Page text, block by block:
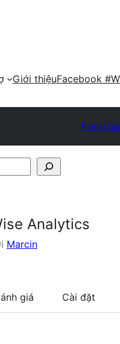
Giới thiệuFacebook
Plugin
Analytics
Marcin
giá Cài đặt